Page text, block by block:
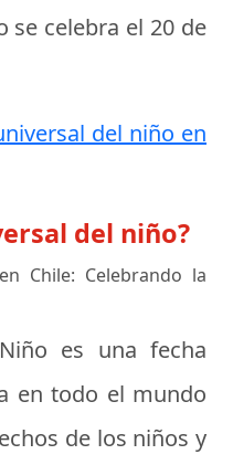
se celebra el 20 de
del niño en
del niño?
Chile: Celebrando la
es una fecha
en todo el mundo
de los niños y